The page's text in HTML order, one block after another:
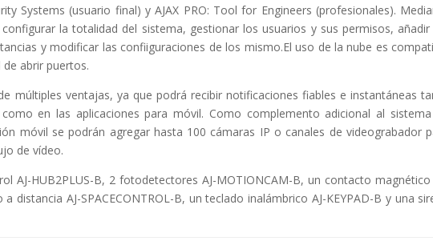
Systems (usuario final) y AJAX PRO: Tool for Engineers (profesionales).
la totalidad del sistema, gestionar los usuarios y sus permisos, añadir
y modificar las confiiguraciones de los mismo.El uso de la nube es
de abrir puertos.
múltiples ventajas, ya que podrá recibir notificaciones fiables e instantáneas
en las aplicaciones para móvil. Como complemento adicional al
móvil se podrán agregar hasta 100 cámaras IP o canales de videograbador
de vídeo.
AJ-HUB2PLUS-B, 2 fotodetectores AJ-MOTIONCAM-B, un contacto magnético
distancia AJ-SPACECONTROL-B, un teclado inalámbrico AJ-KEYPAD-B y una